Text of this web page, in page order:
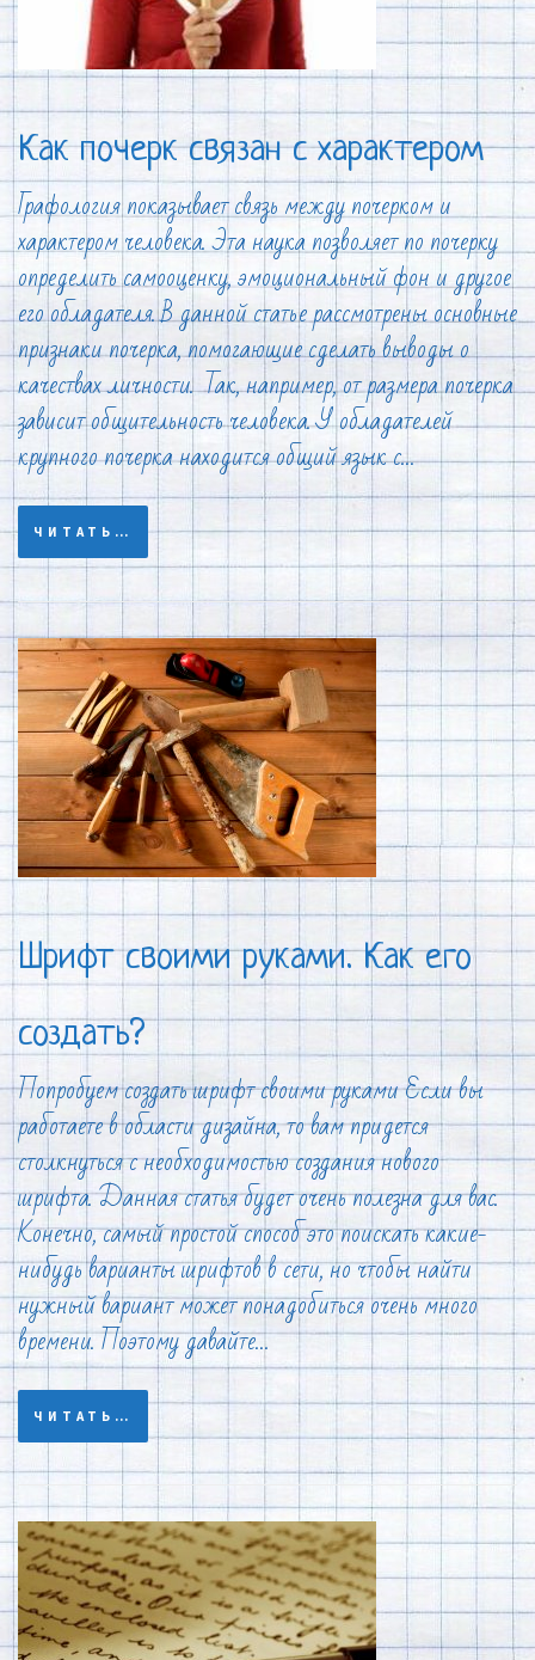
Как почерк связан с характером
Графология показывает связь между почерком и
характером человека. Эта наука позволяет по почерку
определить самооценку, эмоциональный фон и другое
его обладателя. В данной статье рассмотрены основные
признаки почерка, помогающие сделать выводы о
качествах личности. Так, например, от размера почерка
зависит общительность человека. У обладателей
крупного почерка находится общий язык с…
ЧИТАТЬ…
Шрифт своими руками. Как его
создать?
Попробуем создать шрифт своими руками Если вы
работаете в области дизайна, то вам придется
столкнуться с необходимостью создания нового
шрифта. Данная статья будет очень полезна для вас.
Конечно, самый простой способ это поискать какие-
нибудь варианты шрифтов в сети, но чтобы найти
нужный вариант может понадобиться очень много
времени. Поэтому давайте…
ЧИТАТЬ…